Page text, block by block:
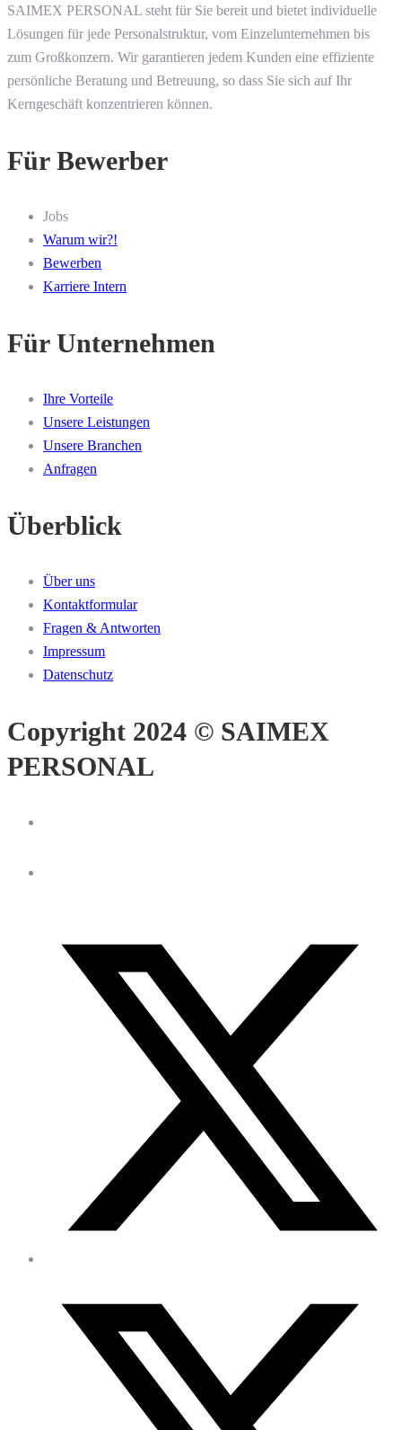
SAIMEX PERSONAL steht für Sie bereit und bietet individuelle
Lösungen für jede Personalstruktur, vom Einzelunternehmen bis
zum Großkonzern. Wir garantieren jedem Kunden eine effiziente
persönliche Beratung und Betreuung, so dass Sie sich auf Ihr
Kerngeschäft konzentrieren können.
Für Bewerber
Jobs
Warum wir?!
Bewerben
Karriere Intern
Für Unternehmen
Ihre Vorteile
Unsere Leistungen
Unsere Branchen
Anfragen
Überblick
Über uns
Kontaktformular
Fragen & Antworten
Impressum
Datenschutz
Copyright 2024 © SAIMEX
PERSONAL